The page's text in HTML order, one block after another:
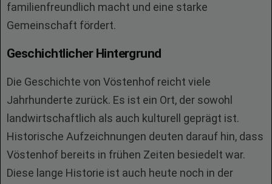
familienfreundlich macht und eine starke
Gemeinschaft fördert.
Geschichtlicher Hintergrund
Die Geschichte von Vöstenhof reicht viele
Jahrhunderte zurück. Es ist ein Ort, der sowohl
landwirtschaftlich als auch kulturell geprägt ist.
Historische Aufzeichnungen deuten darauf hin, dass
Vöstenhof bereits in frühen Zeiten besiedelt war.
Diese lange Historie ist auch heute noch in der